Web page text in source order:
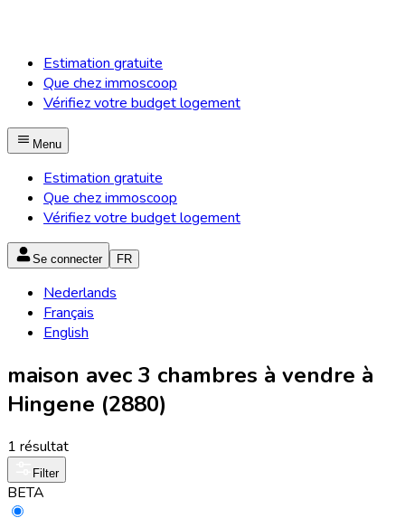
Estimation gratuite
Que chez immoscoop
Vérifiez votre budget logement
Menu
Estimation gratuite
Que chez immoscoop
Vérifiez votre budget logement
Se connecter FR
Nederlands
Français
English
maison avec 3 chambres à vendre à
Hingene (2880)
1 résultat
Filter
BETA